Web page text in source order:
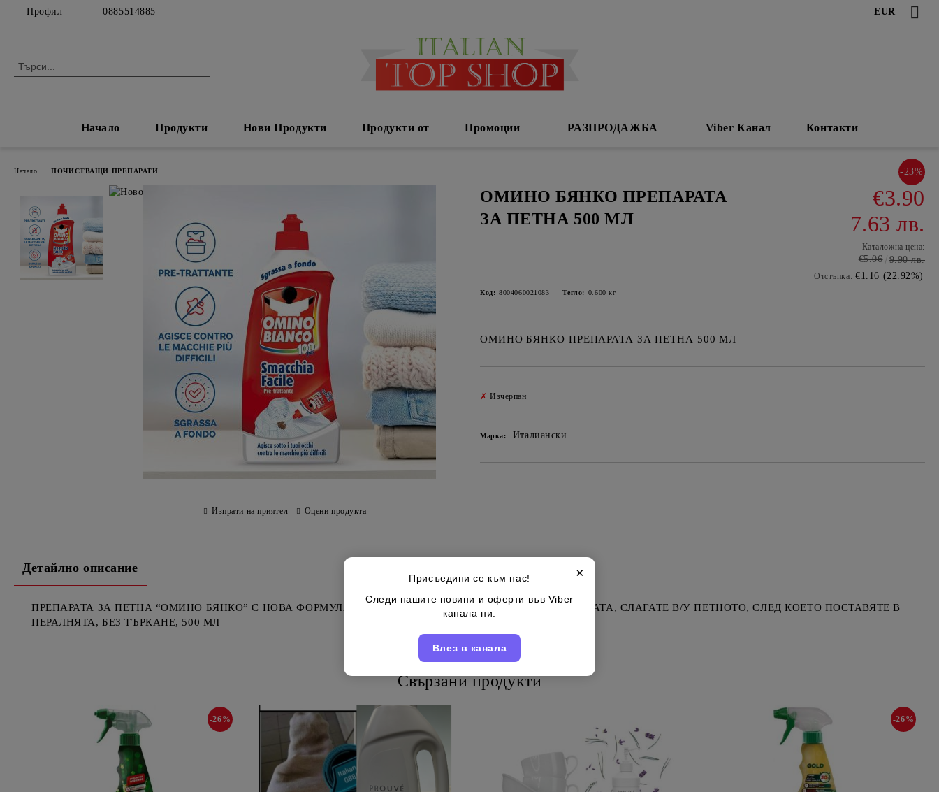
Профил 0885514885 EUR
Начало Продукти Нови Продукти Продукти от Промоции РАЗПРОДАЖБА Viber Канал Контакти
Начало ПОЧИСТВАЩИ ПРЕПАРАТИ
ОМИНО БЯНКО ПРЕПАРАТА
ЗА ПЕТНА 500 МЛ
-23%
€3.90
7.63 лв.
Каталожна цена:
€5.06 9.90 лв.
Отстъпка: €1.16 (22.92%)
Код: 8004060021083 Тегло: 0.600 кг
ОМИНО БЯНКО ПРЕПАРАТА ЗА ПЕТНА 500 МЛ
✗ Изчерпан
Марка: Италиански
Изпрати на приятел Оцени продукта
Детайлно описание
ПРЕПАРАТА ЗА ПЕТНА “ОМИНО БЯНКО” С НОВА ФОРМУЛА ЗА МОМЕНТАЛНО ОТСТРАНЯВАНЕ НА ПЕТНАТА, СЛАГАТЕ В/У ПЕТНОТО, СЛЕД КОЕТО ПОСТАВЯТЕ В
ПЕРАЛНЯТА, БЕЗ ТЪРКАНЕ, 500 МЛ
Свързани продукти
-26% -26%
×
Присъедини се към нас!
Следи нашите новини и оферти във Viber
канала ни.
Влез в канала